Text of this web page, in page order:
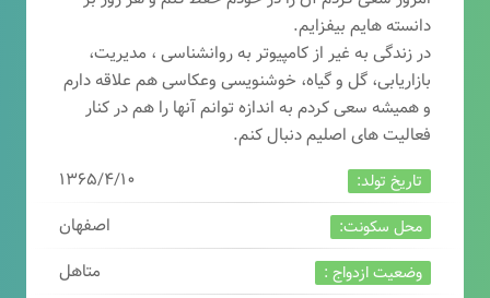
دانسته هایم بیفزایم.
در زندگی به غیر از کامپیوتر به روانشناسی ، مدیریت،
بازاریابی، گل و گیاه، خوشنویسی وعکاسی هم علاقه دارم
و همیشه سعی کردم به اندازه توانم آنها را هم در کنار
فعالیت های اصلیم دنبال کنم.
تاریخ تولد: ۱۳۶۵/۴/۱۰
محل سکونت: اصفهان
وضعیت ازدواج : متاهل